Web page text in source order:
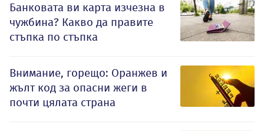
Банковата ви карта изчезна в
чужбина? Какво да правите
стъпка по стъпка
Внимание, горещо: Оранжев и
жълт код за опасни жеги в
почти цялата страна